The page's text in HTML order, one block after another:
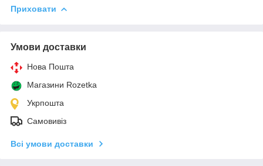
Приховати
Умови доставки
Нова Пошта
Магазини Rozetka
Укрпошта
Самовивіз
Всі умови доставки